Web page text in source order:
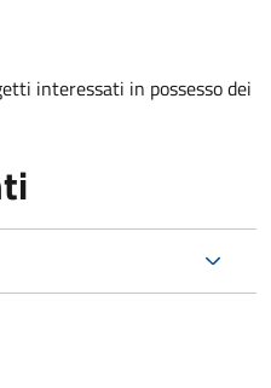
interessati in possesso dei